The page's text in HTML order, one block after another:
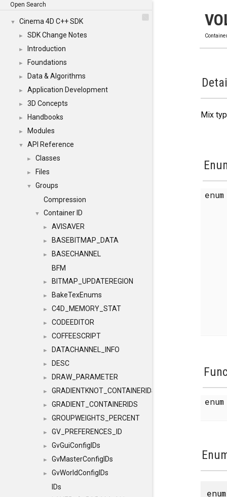
Open Search
▼ Cinema 4D C++ SDK
► SDK Change Notes
► Introduction
► Foundations
► Data & Algorithms
► Application Development
► 3D Concepts
► Handbooks
► Modules
▼ API Reference
► Classes
► Files
▼
Groups
Compression
▼ Container ID
► AVISAVER
► BASEBITMAP_DATA
►
BASECHANNEL
BFM
► BITMAP_UPDATEREGION
► BakeTexEnums
► C4D_MEMORY_STAT
► CODEEDITOR
► COFFEESCRIPT
► DATACHANNEL_INFO
► DESC
► DRAW_PARAMETER
► GRADIENTKNOT_CONTAINERIDS
► GRADIENT_CONTAINERIDS
► GROUPWEIGHTS_PERCENT
► GV_PREFERENCES_ID
► GvGuiConfigIDs
► GvMasterConfigIDs
►
GvWorldConfigIDs
IDs
Mix